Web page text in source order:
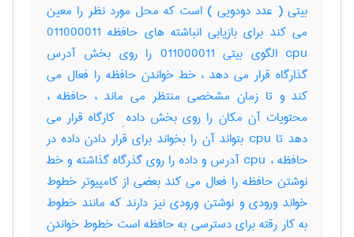
بیتی ( عدد دودویی ) است که محل مورد نظر را معین
می کند برای بازیابی انباشته های حافظه 011000011
cpu الگوی بیتی 011000011 را روی بخش آدرس
گذارگاه قرار می دهد ، خط خواندن حافظه را فعال می
کند و تا زمان مشخصی منتظر می ماند ، حافظه ،
محتویات آن مکان را روی بخش داده ِ کارگاه قرار می
دهد تا cpu بتواند آن را بخواند برای قرار دادن داده در
حافظه ، cpu آدرس و داده را روی گذرگاه گذاشته و خط
نوشتن حافظه را فعال می کند بعضی از کامپیوتر خطوط
خواند ورودی و نوشتن ورودی نیز دارند که مانند خطوط
به کار رقته برای دسترسی به حافظه است خطوط خواندن